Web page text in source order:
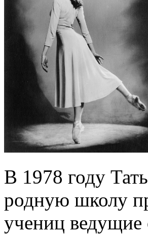
В 1978 году
родную школу
учениц ведущие